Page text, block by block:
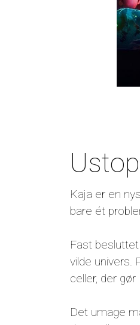
Kaja er en
bare ét
Fast
vilde univers.
celler, der gør
Det umage